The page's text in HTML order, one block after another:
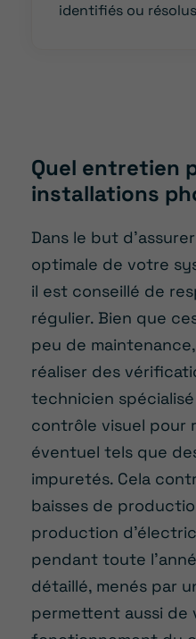
identifiés ou
Quel entretien
installations
Dans le but
optimale de votre
il est conseillé de
régulier. Bien que
peu de
réaliser des
technicien
contrôle visuel
éventuel tels que
impuretés. Cela
baisses de
production
pendant toute
détaillé, menés par
permettent aussi de